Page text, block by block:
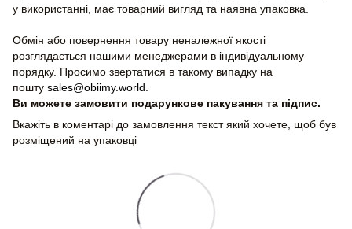
у використанні, має товарний вигляд та наявна упаковка.
Обмін або повернення товару неналежної якості
розглядається нашими менеджерами в індивідуальному
порядку. Просимо звертатися в такому випадку на
пошту sales@obiimy.world
Ви можете замовити подарункове пакування та підпис.
Вкажіть в коментарі до замовлення текст який хочете, щоб був
розміщений на упаковці